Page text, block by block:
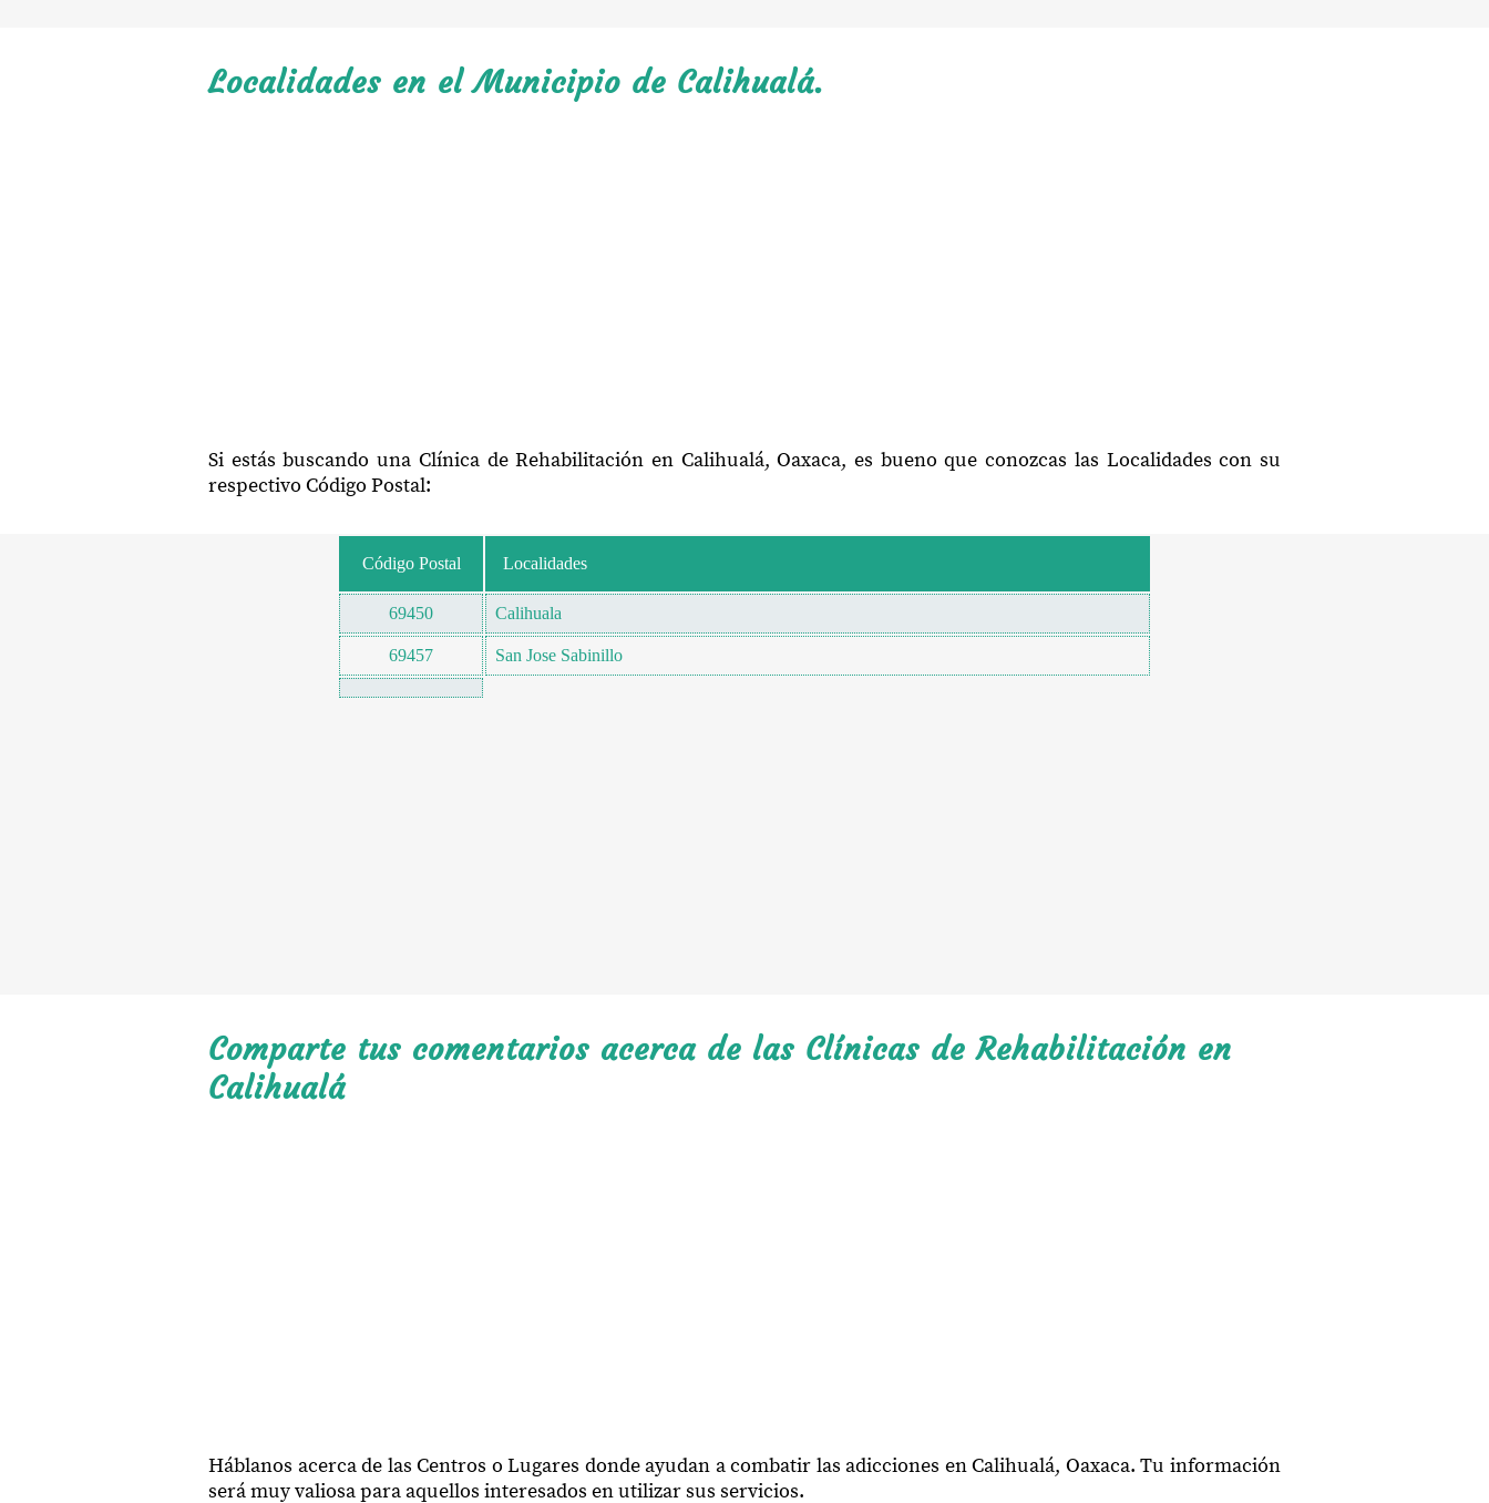
Localidades en el Municipio de Calihualá.
Si estás buscando una Clínica de Rehabilitación en Calihualá, Oaxaca, es bueno que conozcas las Localidades con su
respectivo Código Postal:
Código Postal Localidades
69450 Calihuala
69457 San Jose Sabinillo
Comparte tus comentarios acerca de las Clínicas de Rehabilitación en
Calihualá
Háblanos acerca de las Centros o Lugares donde ayudan a combatir las adicciones en Calihualá, Oaxaca. Tu información
será muy valiosa para aquellos interesados en utilizar sus servicios.